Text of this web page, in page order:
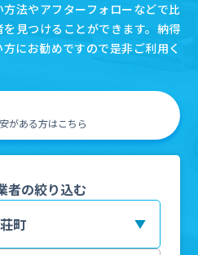
法やアフターフォローなどで比
見つけることができます。納得
にお勧めですので是非ご利用く
がある方はこちら
者の絞り込む